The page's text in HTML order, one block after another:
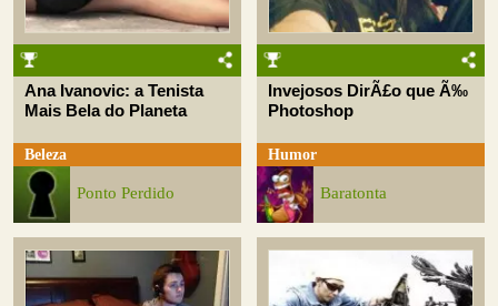
Ana Ivanovic: a Tenista
Mais Bela do Planeta
Beleza
Ponto Perdido
Invejosos DirÃ£o que Ã‰
Photoshop
Humor
Baratonta